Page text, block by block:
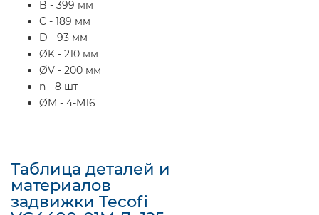
B - 399 мм
C - 189 мм
D - 93 мм
ØK - 210 мм
ØV - 200 мм
n - 8 шт
ØM - 4-M16
Таблица деталей и
материалов
задвижки Tecofi